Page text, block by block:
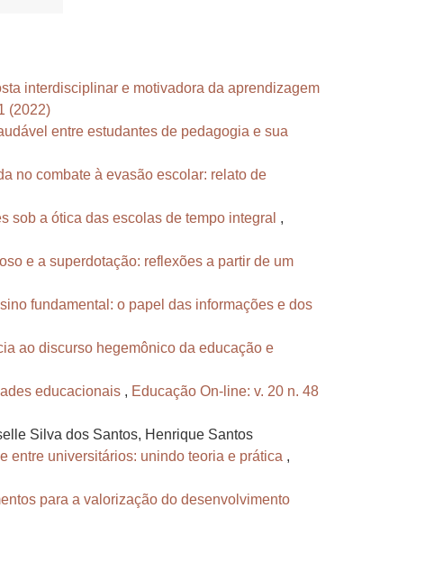
interdisciplinar e motivadora da aprendizagem
(2022)
entre estudantes de pedagogia e sua
no combate à evasão escolar: relato de
sob a ótica das escolas de tempo integral ,
e a superdotação: reflexões a partir de um
fundamental: o papel das informações e dos
ao discurso hegemônico da educação e
educacionais , Educação On-line: v. 20 n. 48
Silva dos Santos, Henrique Santos
entre universitários: unindo teoria e prática ,
para a valorização do desenvolvimento